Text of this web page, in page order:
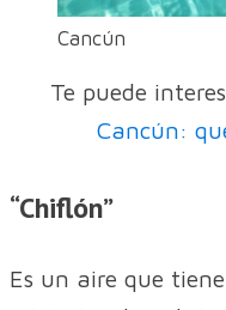
Cancún
Te puede
Cancún:
“Chiflón”
Es un aire que